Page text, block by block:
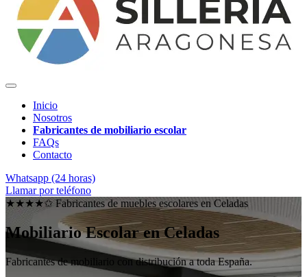
Inicio
Nosotros
Fabricantes de mobiliario escolar
FAQs
Contacto
Whatsapp (24 horas)
Llamar por teléfono
★★★★✩ Fabricantes de muebles escolares en Celadas
Mobiliario Escolar enCeladas
Fabricantes de mobiliario con distribución a toda España.